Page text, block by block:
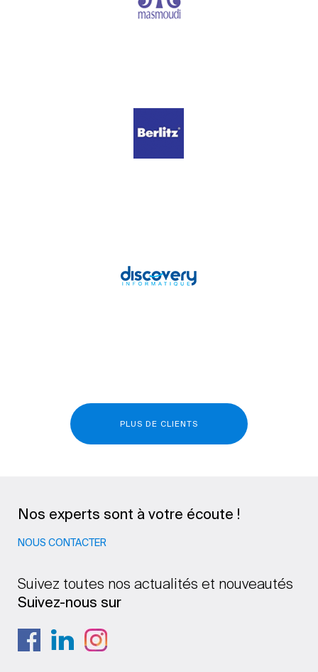
PLUS DE CLIENTS
Nos experts sont à votre écoute !
NOUS CONTACTER
Suivez toutes nos actualités et nouveautés
Suivez-nous sur